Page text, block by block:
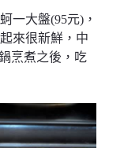
一大盤(95元)，
來很新鮮，中
烹煮之後，吃